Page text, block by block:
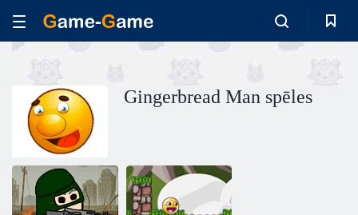
Gingerbread Man spēles